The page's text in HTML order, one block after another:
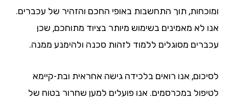
ומוכחות, תוך התחשבות באופי החכם והזהיר של עכברים.
אנו לא מאמינים בשימוש מיותר בציוד מתוחכם, שכן
עכברים מסוגלים ללמוד לזהות סכנה ולהימנע ממנה.
לסיכום, אנו רואים בלכידה גישה אחראית ובת-קיימא
לטיפול במכרסמים. אנו פועלים למען שחרור בטוח של